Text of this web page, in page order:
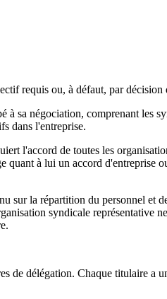
requis ou, à défaut, par décision
sa négociation, comprenant les
dans l'entreprise.
l'accord de toutes les
à lui un accord
la répartition du personnel et
syndicale
de délégation. Chaque titulaire a